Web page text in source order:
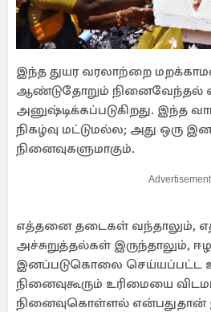
இந்த துயர வரலாற்றை
ஆண்டுதோறும் நினைவேந்தல்
அனுஷ்டிக்கப்படுகிறது. இந்த
நிகழ்வு மட்டுமல்ல; அது ஒரு
நினைவுகளுமாகும்.
Advertisement
எத்தனை தடைகள் வந்தாலும்,
அச்சுறுத்தல்கள் இருந்தாலும்,
இனப்படுகொலை செய்யப்பட்ட
நினைவுகூரும் உரிமையை
நினைவுகொள்ளல் என்பதுதான்